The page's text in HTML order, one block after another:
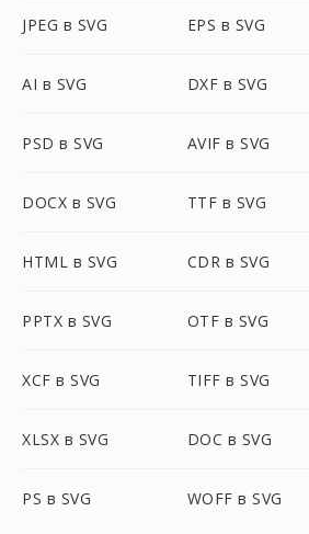
JPEG в SVG EPS в SVG
AI в SVG DXF в SVG
PSD в SVG AVIF в SVG
DOCX в SVG TTF в SVG
HTML в SVG CDR в SVG
PPTX в SVG OTF в SVG
XCF в SVG TIFF в SVG
XLSX в SVG DOC в SVG
PS в SVG WOFF в SVG